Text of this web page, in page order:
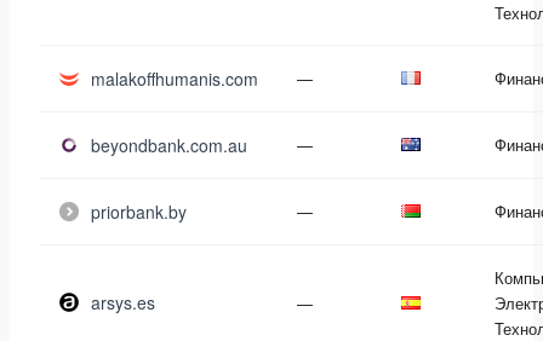
malakoffhumanis.com —
beyondbank.com.au —
priorbank.by —
arsys.es —